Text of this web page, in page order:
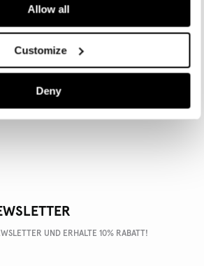
Allow all
Customize
Deny
UND ERHALTE 10% RABATT!